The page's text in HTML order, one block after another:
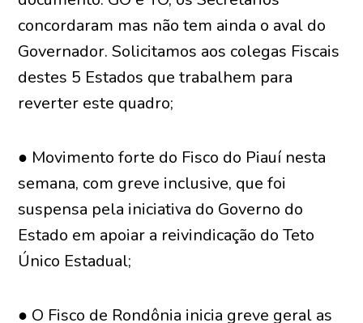
concordaram mas não tem ainda o aval do
Governador. Solicitamos aos colegas Fiscais
destes 5 Estados que trabalhem para
reverter este quadro;
● Movimento forte do Fisco do Piauí nesta
semana, com greve inclusive, que foi
suspensa pela iniciativa do Governo do
Estado em apoiar a reivindicação do Teto
Único Estadual;
● O Fisco de Rondônia inicia greve geral as